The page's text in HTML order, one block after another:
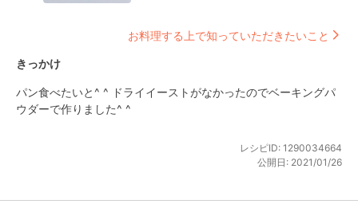
お料理する上で知っていただきたいこと
きっかけ
パン食べたいと^ ^ ドライイーストがなかったのでベーキングパ
ウダーで作りました^ ^
レシピID: 1290034664
公開日: 2021/01/26